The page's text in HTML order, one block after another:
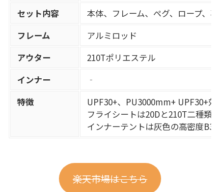
セット内容
本体、フレーム、ペグ、ロープ、
フレーム
アルミロッド
アウター
210Tポリエステル
インナー
‐
特徴
UPF30+、PU3000mm+ UPF30+
フライシートは20Dと210T二種類
インナーテントは灰色の高密度B3
楽天市場はこちら